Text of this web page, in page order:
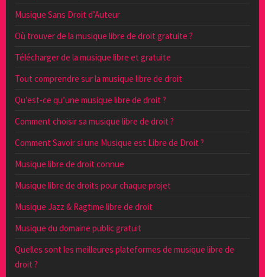
Musique Sans Droit d’Auteur
Où trouver de la musique libre de droit gratuite ?
Télécharger de la musique libre et gratuite
Tout comprendre sur la musique libre de droit
Qu’est-ce qu’une musique libre de droit ?
Comment choisir sa musique libre de droit ?
Comment Savoir si une Musique est Libre de Droit ?
Musique libre de droit connue
Musique libre de droits pour chaque projet
Musique Jazz & Ragtime libre de droit
Musique du domaine public gratuit
Quelles sont les meilleures plateformes de musique libre de
droit ?